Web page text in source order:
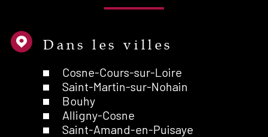
Dans les villes
Cosne-Cours-sur-Loire
Saint-Martin-sur-Nohain
Bouhy
Alligny-Cosne
Saint-Amand-en-Puisaye